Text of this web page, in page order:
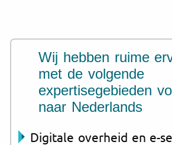
Wij hebben ruime
met de volgende
expertisegebieden
naar Nederlands
Digitale overheid en e-